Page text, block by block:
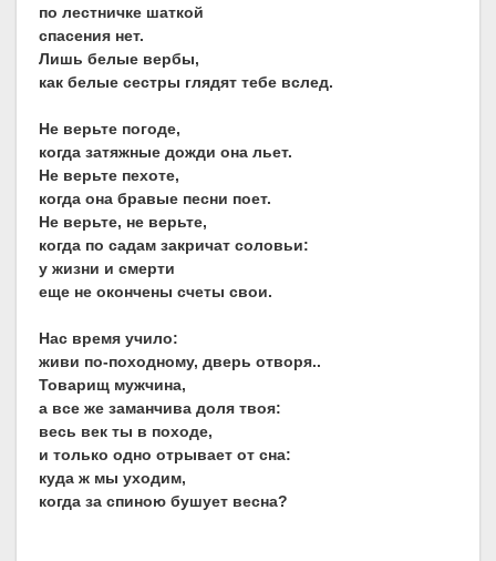
по лестничке шаткой
спасения нет.
Лишь белые вербы,
как белые сестры глядят тебе вслед.
Не верьте погоде,
когда затяжные дожди она льет.
Не верьте пехоте,
когда она бравые песни поет.
Не верьте, не верьте,
когда по садам закричат соловьи:
у жизни и смерти
еще не окончены счеты свои.
Нас время учило:
живи по-походному, дверь отворя..
Товарищ мужчина,
а все же заманчива доля твоя:
весь век ты в походе,
и только одно отрывает от сна:
куда ж мы уходим,
когда за спиною бушует весна?